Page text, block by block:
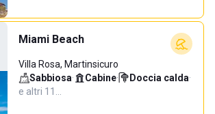
Miami Beach
Villa Rosa, Martinsicuro
Sabbiosa· Cabine· Doccia calda·
e altri 11…